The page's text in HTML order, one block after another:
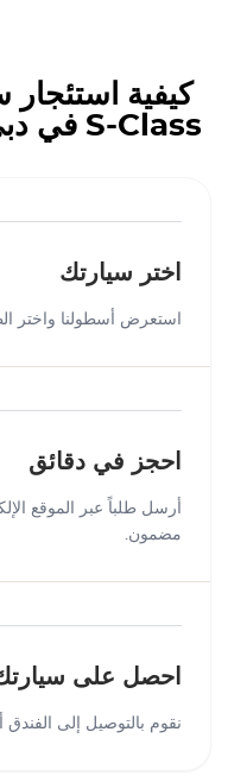
S-Class في دبي مع أوكتان للإيجار
اختر سيارتك
استعرض أسطولنا واختر
احجز في دقائق
أرسل طلباً عبر الموقع
مضمون.
احصل على
نقوم بالتوصيل إلى